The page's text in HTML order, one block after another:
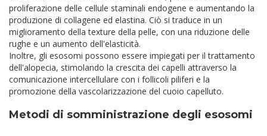
proliferazione delle cellule staminali endogene e aumentando la
produzione di collagene ed elastina. Ciò si traduce in un
miglioramento della texture della pelle, con una riduzione delle
rughe e un aumento dell'elasticità.
Inoltre, gli esosomi possono essere impiegati per il trattamento
dell'alopecia, stimolando la crescita dei capelli attraverso la
comunicazione intercellulare con i follicoli piliferi e la
promozione della vascolarizzazione del cuoio capelluto.
Metodi di somministrazione degli esosomi